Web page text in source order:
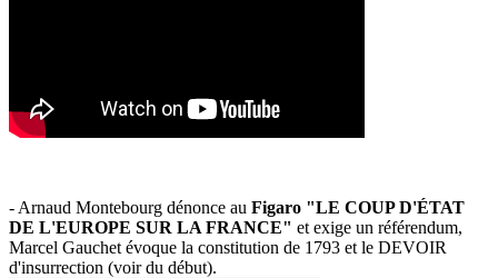
- Arnaud Montebourg dénonce au Figaro "LE COUP D'ÉTAT
DE L'EUROPE SUR LA FRANCE" et exige un référendum,
Marcel Gauchet évoque la constitution de 1793 et le DEVOIR
d'insurrection (voir du début).